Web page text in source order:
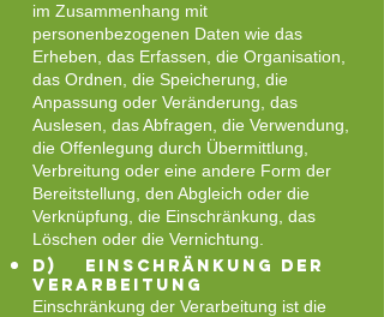
im Zusammenhang mit
personenbezogenen Daten wie das
Erheben, das Erfassen, die Organisation,
das Ordnen, die Speicherung, die
Anpassung oder Veränderung, das
Auslesen, das Abfragen, die Verwendung,
die Offenlegung durch Übermittlung,
Verbreitung oder eine andere Form der
Bereitstellung, den Abgleich oder die
Verknüpfung, die Einschränkung, das
Löschen oder die Vernichtung.
d) Einschränkung der
Verarbeitung
Einschränkung der Verarbeitung ist die